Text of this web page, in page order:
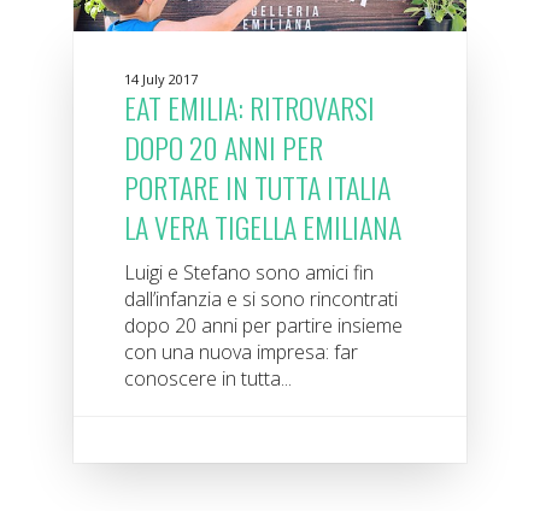
14 July 2017
EAT EMILIA: RITROVARSI
DOPO 20 ANNI PER
PORTARE IN TUTTA ITALIA
LA VERA TIGELLA EMILIANA
Luigi e Stefano sono amici fin
dall’infanzia e si sono rincontrati
dopo 20 anni per partire insieme
con una nuova impresa: far
conoscere in tutta...